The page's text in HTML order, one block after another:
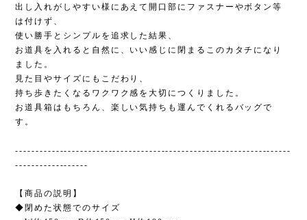
出し入れがしやすい様にあえて開口部にファスナーやボタン等
は付けず、
使い勝手とシンプルを追求した結果、
お道具を入れると自然に、いい感じに閉まるこのカタチになり
ました。
見た目やサイズにもこだわり、
持ち歩きたくなるワクワク感を大切につくりました。
お道具箱はもちろん、楽しい気持ちも運んでくれるバッグで
す。
--------------------------------------------------------------------
------------------
【商品の説明】
◆閉めた状態でのサイズ